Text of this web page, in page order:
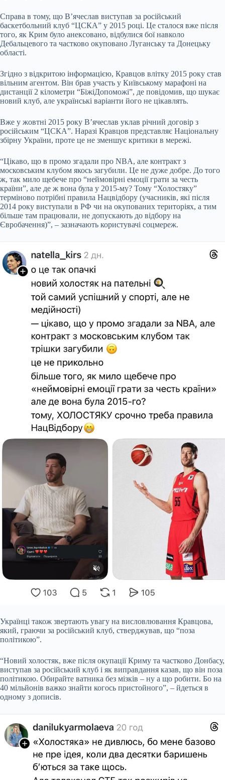
Справа в тому, що В’ячеслав виступав за російський
баскетбольний клуб “ЦСКА” у 2015 році. Це сталося вже після
того, як Крим було анексовано, відбулися бої навколо
Дебальцевого та частково окуповано Луганську та Донецьку
області.
Згідно з відкритою інформацією, Кравцов влітку 2015 року став
вільним агентом. Він брав участь у Київському марафоні на
дистанції 2 кілометри “БіжіДопоможі”, де повідомив, що шукає
новий клуб, але українські варіанти його не цікавлять.
Вже у жовтні 2015 року В’ячеслав уклав річний договір з
російським “ЦСКА”. Наразі Кравцов представляє Національну
збірну України, проте це не зменшує критики в мережі.
“Цікаво, що в промо згадали про NBA, але контракт з
московським клубом якось загубили. Це не дуже добре. До того
ж, так мило щебече про “неймовірні емоції грати за честь
країни”, але де ж вона була у 2015-му? Тому “Холостяку”
терміново потрібні правила Нацвідбору (учасників, які після
2014 року виступали в РФ чи на окупованих територіях, а тим
більше там працювали, не допускають до відбору на
Євробачення)”, – зазначають користувачі соцмереж.
Українці також звертають увагу на висловлювання Кравцова,
який, граючи за російський клуб, стверджував, що “поза
політикою”.
“Новий холостяк, вже після окупації Криму та частково Донбасу,
виступав за російський клуб і як виправдання казав, що він поза
політикою. Обирайте ватника без мізків – ну а що робити. Бо на
40 мільйонів важко знайти когось пристойного”, – йдеться в
одному з дописів.